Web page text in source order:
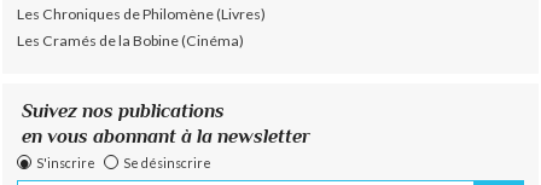
Les Chroniques de Philomène (Livres)
Les Cramés de la Bobine (Cinéma)
Suivez nos publications
en vous abonnant à la newsletter
S'inscrire Se désinscrire